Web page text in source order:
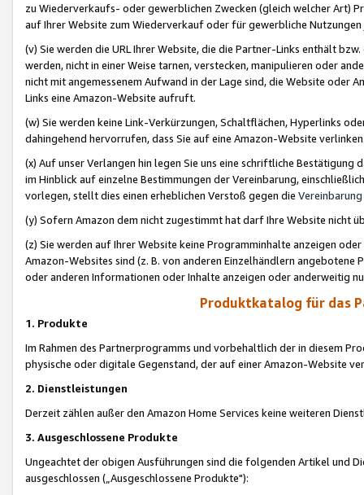
zu Wiederverkaufs- oder gewerblichen Zwecken (gleich welcher Art)
auf Ihrer Website zum Wiederverkauf oder für gewerbliche
(v) Sie werden die URL Ihrer Website, die die Partner-Links enthält
werden, nicht in einer Weise tarnen, verstecken, manipulieren oder
nicht mit angemessenem Aufwand in der Lage sind, die Website oder
Links eine Amazon-Website aufruft.
(w) Sie werden keine Link-Verkürzungen, Schaltflächen, Hyperlinks
dahingehend hervorrufen, dass Sie auf eine Amazon-Website
(x) Auf unser Verlangen hin legen Sie uns eine schriftliche
im Hinblick auf einzelne Bestimmungen der Vereinbarung,
vorlegen, stellt dies einen erheblichen Verstoß gegen die Vereinbarung
(y) Sofern Amazon dem nicht zugestimmt hat darf Ihre Website nicht
(z) Sie werden auf Ihrer Website keine Programminhalte anzeigen
Amazon-Websites sind (z. B. von anderen Einzelhändlern
oder anderen Informationen oder Inhalte anzeigen oder anderweitig
Produktkatalog für das
1. Produkte
Im Rahmen des Partnerprogramms und vorbehaltlich der in diesem
physische oder digitale Gegenstand, der auf einer Amazon-Website
2. Dienstleistungen
Derzeit zählen außer den Amazon Home Services keine weiteren
3. Ausgeschlossene Produkte
Ungeachtet der obigen Ausführungen sind die folgenden Artikel und
ausgeschlossen („Ausgeschlossene Produkte"):